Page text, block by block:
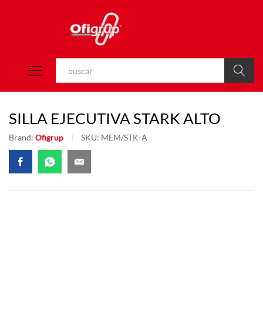
Buscar
SILLA EJECUTIVA STARK ALTO
Brand: Ofigrup SKU: MEM/STK-A